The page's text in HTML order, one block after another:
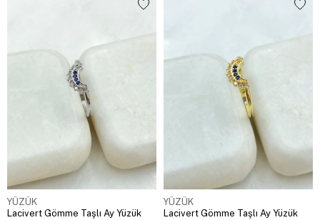
YÜZÜK
Lacivert Gömme Taşlı Ay Yüzük
YÜZÜK
Lacivert Gömme Taşlı Ay Yüzük